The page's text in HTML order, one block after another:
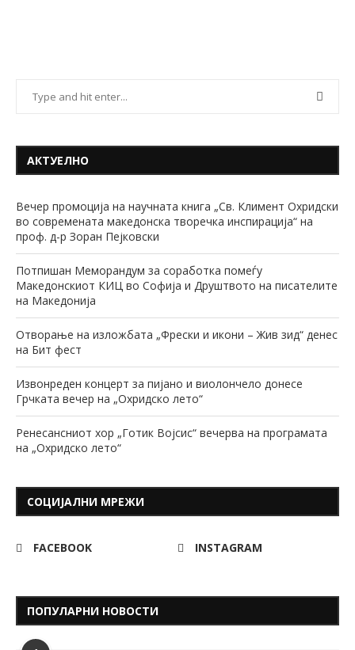
АКТУЕЛНО
Вечер промоција на научната книга „Св. Климент Охридски
во современата македонска творечка инспирација“ на
проф. д-р Зоран Пејковски
Потпишан Меморандум за соработка помеѓу
Македонскиот КИЦ во Софија и Друштвото на писателите
на Македонија
Отворање на изложбата „Фрески и икони – Жив зид“ денес
на Бит фест
Извонреден концерт за пијано и виолончело донесе
Грчката вечер на „Охридско лето“
Ренесансниот хор „Готик Војсис“ вечерва на програмата
на „Охридско лето“
СОЦИЈАЛНИ МРЕЖИ
FACEBOOK INSTAGRAM
ПОПУЛАРНИ НОВОСТИ